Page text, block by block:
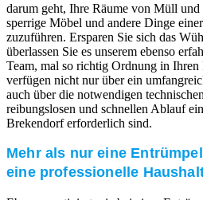
darum geht, Ihre Räume von Müll
sperrige Möbel und andere Dinge
zuzuführen. Ersparen Sie sich das
überlassen Sie es unserem ebenso
Team, mal so richtig Ordnung in
verfügen nicht nur über ein
auch über die notwendigen
reibungslosen und schnellen Ablauf
Brekendorf erforderlich sind.
Mehr als nur eine
eine professionelle